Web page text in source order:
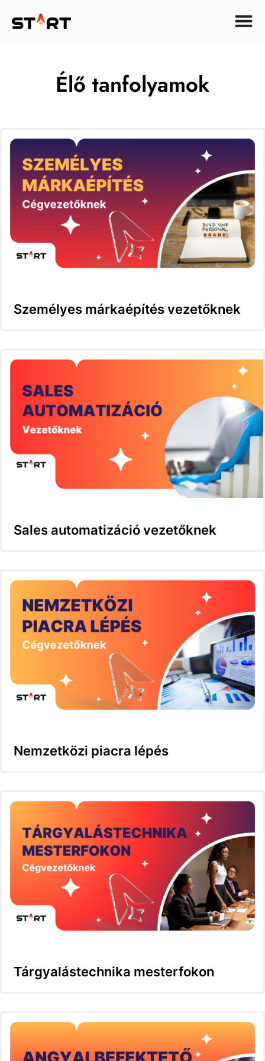
Élő tanfolyamok
Személyes márkaépítés vezetőknek
Sales automatizáció vezetőknek
Nemzetközi piacra lépés
Tárgyalástechnika mesterfokon